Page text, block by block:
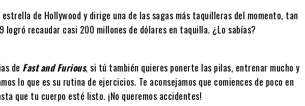
de Hollywood y dirige una de las sagas más taquilleras del momento, tan
logró recaudar casi 200 millones de dólares en taquilla. ¿Lo sabías?
de Fast and Furious, si tú también quieres ponerte las pilas, entrenar mucho y
lo que es su rutina de ejercicios. Te aconsejamos que comiences de poco en
que tu cuerpo esté listo. ¡No queremos accidentes!